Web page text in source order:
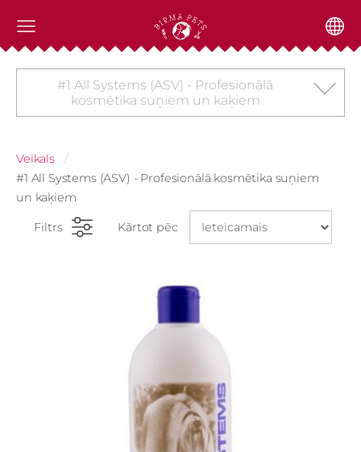
#1 All Systems (ASV) - Profesionālā
kosmētika suņiem un kaķiem
Veikals
#1 All Systems (ASV) - Profesionālā kosmētika suņiem
un kaķiem
Filtrs Kārtot pēc